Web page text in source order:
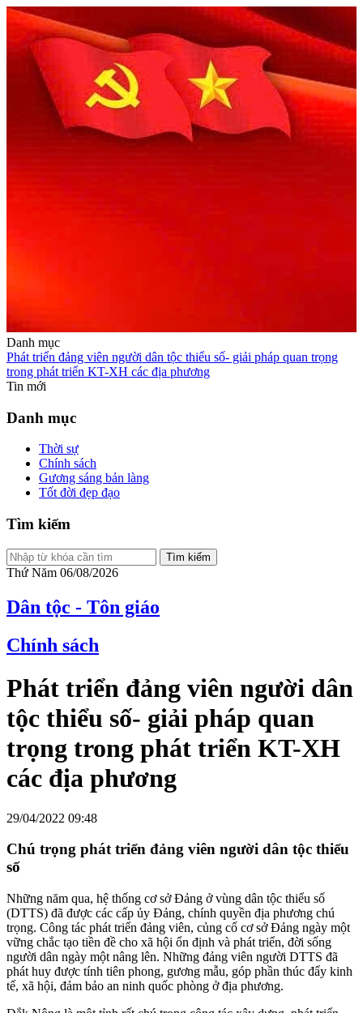
Danh mục
Phát triển đảng viên người dân tộc thiểu số- giải pháp quan trọng
trong phát triển KT-XH các địa phương
Tin mới
Danh mục
Thời sự
Chính sách
Gương sáng bản làng
Tốt đời đẹp đạo
Tìm kiếm
Tìm kiếm
Thứ Năm 06/08/2026
Dân tộc - Tôn giáo
Chính sách
Phát triển đảng viên người dân
tộc thiểu số- giải pháp quan
trọng trong phát triển KT-XH
các địa phương
29/04/2022 09:48
Chú trọng phát triển đảng viên người dân tộc thiểu
số
Những năm qua, hệ thống cơ sở Đảng ở vùng dân tộc thiểu số
(DTTS) đã được các cấp ủy Đảng, chính quyền địa phương chú
trọng. Công tác phát triển đảng viên, củng cố cơ sở Đảng ngày một
vững chắc tạo tiền đề cho xã hội ổn định và phát triển, đời sống
người dân ngày một nâng lên. Những đảng viên người DTTS đã
phát huy được tính tiên phong, gương mẫu, góp phần thúc đẩy kinh
tế, xã hội, đảm bảo an ninh quốc phòng ở địa phương.